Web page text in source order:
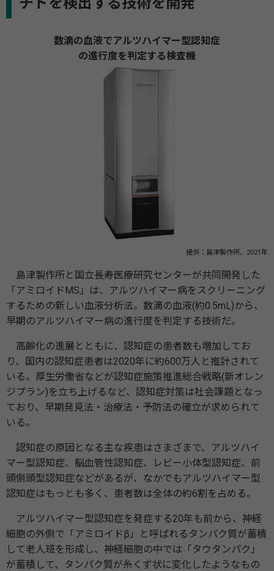
数滴の血液でアルツハイマー型認知症
の進行度を判定する検査機
提供：島津製作所、2021年
島津製作所と国立長寿医療研究センターが共同開発した
「アミロイドMS」は、アルツハイマー病をスクリーニング
するための新しい血液分析法。数滴の血液(約0.5mL)から、
早期のアルツハイマー病の進行度を判定する技術だ。
高齢化の進展とともに、認知症の患者数も増加してお
り、国内の認知症患者は2020年に約600万人と推計されて
いる。厚生労働省などが認知症施策推進総合戦略(新オレン
ジプラン)を立ち上げるなど、認知症対策は社会課題となっ
ており、早期発見法・治療法・予防法の確立が求められて
いる。
認知症の原因となる主な疾患はさまざまで、アルツハイ
マー型認知症、脳血管性認知症、レビー小体型認知症、前
頭側頭型認知症などがあるが、なかでもアルツハイマー型
認知症はもっとも多く、患者数は全体の約6割を占める。
アルツハイマー型認知症を発症する20年も前から、神経
細胞の外側で「アミロイドβ」と呼ばれるタンパク質が蓄積
して老人班を形成し、神経細胞の中では「タウタンパク」
が蓄積して、タンパク質が糸くず状に変化したようなもの